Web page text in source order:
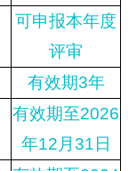
可申报本年度
评审
有效期3年
有效期至2026
年12月31日